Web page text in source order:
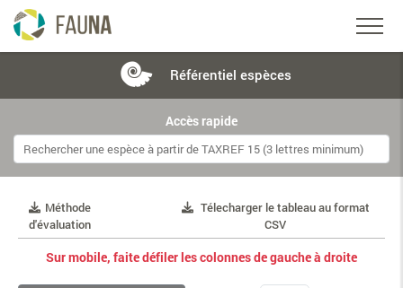
Référentiel espèces
Accès rapide
Méthode
d'évaluation
Télecharger le tableau au format
CSV
Sur mobile, faite défiler les colonnes de gauche à droite